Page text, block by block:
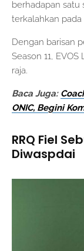
berhadapan satu
terkalahkan pada
Dengan barisan
Season 11,
raja.
Baca Juga:
ONIC, Begini
RRQ Fiel
Diwaspdai